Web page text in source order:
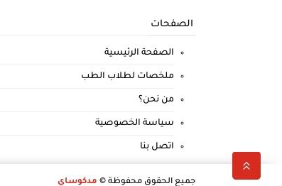
الصفحات
الصفحة الرئيسية
ملخصات لطلاب الطب
من نحن؟
سياسة الخصوصية
اتصل بنا
جميع الحقوق محفوظة © مدكوساي